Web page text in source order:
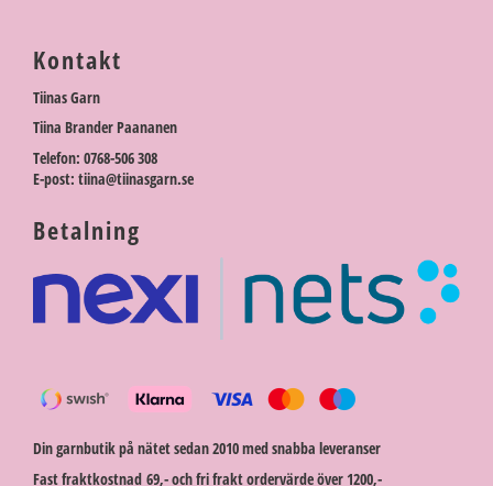
Kontakt
Tiinas Garn
Tiina Brander Paananen
Telefon: 0768-506 308
E-post: tiina@tiinasgarn.se
Betalning
Din garnbutik på nätet sedan 2010 med snabba leveranser
Fast fraktkostnad 69,- och fri frakt ordervärde över 1200,-